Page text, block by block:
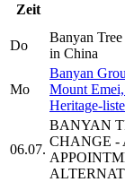
Zeit
Do
Banyan Tree
in China
Mo
Banyan
Mount
Heritage-
06.07.
BANYAN
CHANGE -